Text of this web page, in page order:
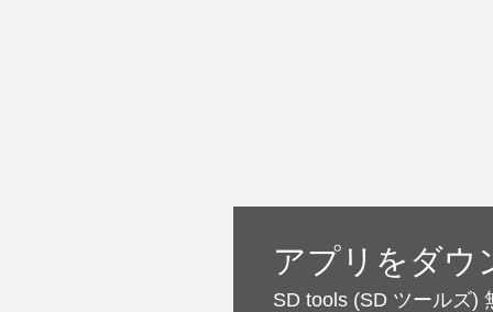
アプリをダウ
SD tools (SD ツールズ)